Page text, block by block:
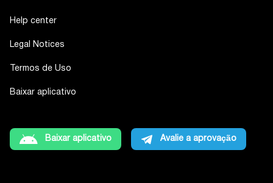
Help center
Legal Notices
Termos de Uso
Baixar aplicativo
Baixar aplicativo Avalie a aprovação